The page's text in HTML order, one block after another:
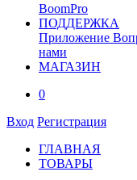
BoomPro
ПОДДЕРЖКА
Приложение
нами
МАГАЗИН
0
Вход Регистрация
ГЛАВНАЯ
ТОВАРЫ